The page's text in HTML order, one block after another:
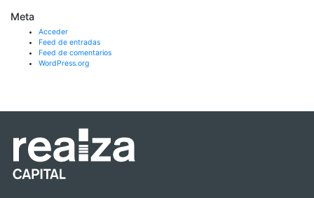
Meta
Acceder
Feed de entradas
Feed de comentarios
WordPress.org